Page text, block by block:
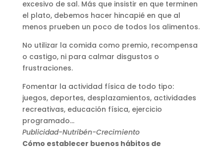
excesivo de sal. Más que insistir en que terminen
el plato, debemos hacer hincapié en que al
menos prueben un poco de todos los alimentos.
No utilizar la comida como premio, recompensa
o castigo, ni para calmar disgustos o
frustraciones.
Fomentar la actividad física de todo tipo:
juegos, deportes, desplazamientos, actividades
recreativas, educación física, ejercicio
programado…
Publicidad-Nutribén-Crecimiento
Cómo establecer buenos hábitos de